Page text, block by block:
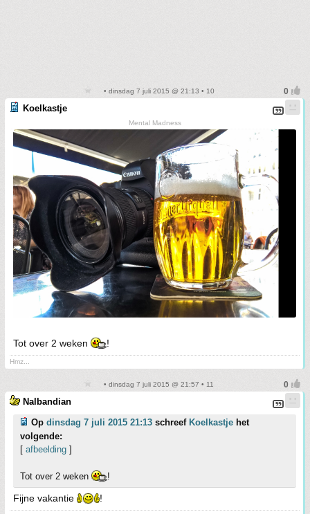
• dinsdag 7 juli 2015 @ 21:13 • 10
Koelkastje
Mental Madness
Tot over 2 weken !
Hmz...
• dinsdag 7 juli 2015 @ 21:57 • 11
Nalbandian
Op dinsdag 7 juli 2015 21:13 schreef Koelkastje het
volgende:
[ afbeelding ]
Tot over 2 weken !
Fijne vakantie !